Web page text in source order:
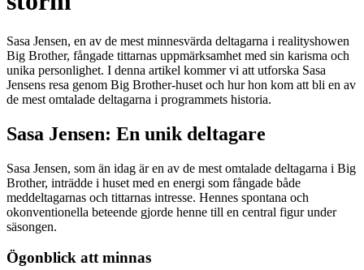
Sasa Jensen, en av de mest minnesvärda deltagarna i realityshowen
Big Brother, fångade tittarnas uppmärksamhet med sin karisma och
unika personlighet. I denna artikel kommer vi att utforska Sasa
Jensens resa genom Big Brother-huset och hur hon kom att bli en av
de mest omtalade deltagarna i programmets historia.
Sasa Jensen: En unik deltagare
Sasa Jensen, som än idag är en av de mest omtalade deltagarna i Big
Brother, inträdde i huset med en energi som fångade både
meddeltagarnas och tittarnas intresse. Hennes spontana och
okonventionella beteende gjorde henne till en central figur under
säsongen.
Ögonblick att minnas